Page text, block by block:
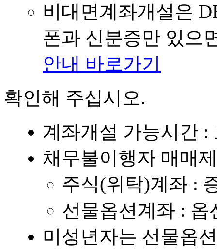
비대면계좌개설은
폰과 신분증만 있으
안내 바로가기
확인해 주십시오.
계좌개설 가능시간 :
채무불이행자 매매
주식(위탁)계좌 :
선물옵션계좌 :
미성년자는 선물옵